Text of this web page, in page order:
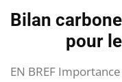
Bilan
pour
EN BREF